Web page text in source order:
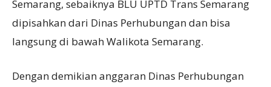
Semarang, sebaiknya BLU UPTD Trans Semarang
dipisahkan dari Dinas Perhubungan dan bisa
langsung di bawah Walikota Semarang.
Dengan demikian anggaran Dinas Perhubungan